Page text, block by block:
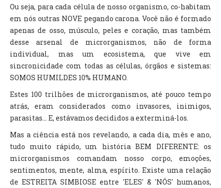
Ou seja, para cada célula de nosso organismo, co-habitam
em nós outras NOVE pegando carona. Você não é formado
apenas de osso, músculo, peles e coração, mas também
desse arsenal de microrganismos, não de forma
individual, mas um ecosistema, que vive em
sincronicidade com todas as células, órgãos e sistemas:
SOMOS HUMILDES 10% HUMANO.
Estes 100 trilhões de microrganismos, até pouco tempo
atrás, eram considerados como invasores, inimigos,
parasitas... E, estávamos decididos a exterminá-los.
Mas a ciência está nos revelando, a cada dia, mês e ano,
tudo muito rápido, um história BEM DIFERENTE: os
microrganismos comandam nosso corpo, emoções,
sentimentos, mente, alma, espírito. Existe uma relação
de ESTREITA SIMBIOSE entre 'ELES' & 'NÓS' humanos,